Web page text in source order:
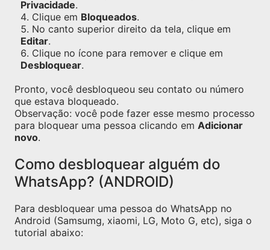
Privacidade.
Clique em Bloqueados.
No canto superior direito da tela, clique em
Editar.
Clique no ícone para remover e clique em
Desbloquear.
Pronto, você desbloqueou seu contato ou número
que estava bloqueado.
Observação: você pode fazer esse mesmo processo
para bloquear uma pessoa clicando em Adicionar
novo.
Como desbloquear alguém do
WhatsApp? (ANDROID)
Para desbloquear uma pessoa do WhatsApp no
Android (Samsumg, xiaomi, LG, Moto G, etc), siga o
tutorial abaixo: